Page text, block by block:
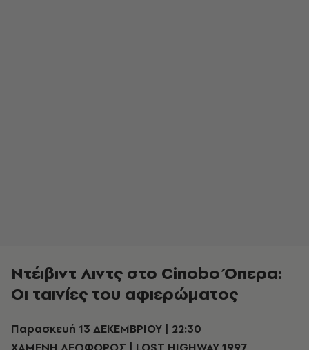
Ντέιβιντ Λιντς στο Cinobo Όπερα:
Οι ταινίες του αφιερώματος
Παρασκευή 13 ΔΕΚΕΜΒΡΙΟΥ | 22:30